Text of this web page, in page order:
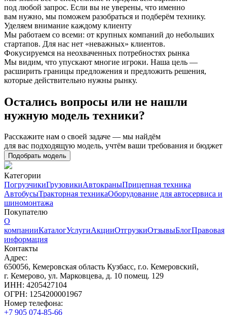
под любой запрос. Если вы не уверены, что именно
вам нужно, мы поможем разобраться и подберём технику.
Уделяем внимание каждому клиенту
Мы работаем со всеми: от крупных компаний до небольших
стартапов. Для нас нет «неважных» клиентов.
Фокусируемся на неохваченных потребностях рынка
Мы видим, что упускают многие игроки. Наша цель —
расширить границы предложения и предложить решения,
которые действительно нужны рынку.
Остались вопросы или не нашли
нужную модель техники?
Расскажите нам о своей задаче — мы найдём
для вас подходящую модель, учтём ваши требования и бюджет
Подобрать модель
Категории
ПогрузчикиГрузовикиАвтокраныПрицепная техника
АвтобусыТракторная техникаОборудование для автосервиса и
шиномонтажа
Покупателю
О
компанииКаталогУслугиАкцииОтгрузкиОтзывыБлогПравовая
информация
Контакты
Адрес:
650056, Кемеровская область Кузбасс, г.о. Кемеровский,
г. Кемерово, ул. Марковцева, д. 10 помещ. 129
ИНН: 4205427104
ОГРН: 1254200001967
Номер телефона:
+7 905 074-85-66